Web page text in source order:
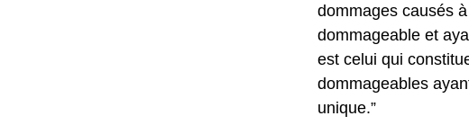
dommages causés
dommageable et
est celui qui
dommageables
unique.”